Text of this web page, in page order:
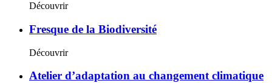
Découvrir
Fresque de la Biodiversité
Découvrir
Atelier d’adaptation au changement climatique